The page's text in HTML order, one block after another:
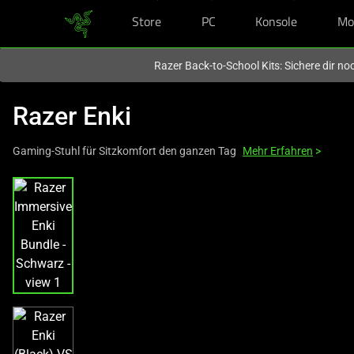
Store PC Konsole
Razer Back-to-School Kits: Sichere dir
Razer Enki
Gaming-Stuhl für Sitzkomfort den ganzen Tag Mehr Erfahren >
This
is
carousel
with
one
large
image
and